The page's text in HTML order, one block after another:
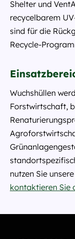
Shelter und
recycelbarem
sind für die
Recycle-
Wuchshüllen
Forstwirtschaft,
nutzen Sie unsere
kontaktieren Sie